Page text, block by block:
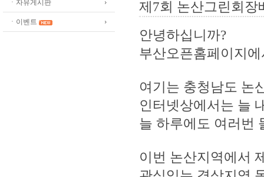
ㆍ자유게시판
ㆍ이벤트
제7회 논산그린회장
안녕하십니까?
부산오픈홈페이지
여기는 충청남도 논
인터넷상에서는 늘
늘 하루에도 여러번
이번 논산지역에서